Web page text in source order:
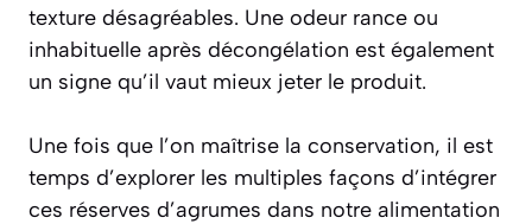
texture désagréables. Une odeur rance ou
inhabituelle après décongélation est également
un signe qu’il vaut mieux jeter le produit.
Une fois que l’on maîtrise la conservation, il est
temps d’explorer les multiples façons d’intégrer
ces réserves d’agrumes dans notre alimentation